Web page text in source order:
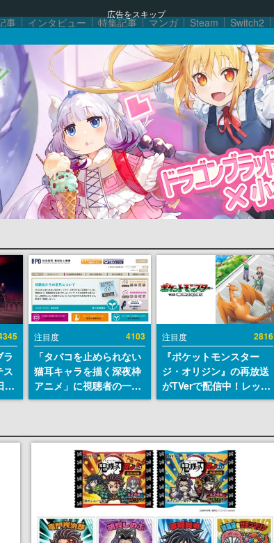
広告をスキップ
事 インタビュー 特集記事 マンガ Steam Switch2
ラ
ス
22
の
注目度 4103
「タバコを止められない
猫耳キャラを描く深夜枠
アニメ」に視聴者の一部
から批判意見。違法薬物
す
注目度 2816
『ポケットモンスター
ジ・オリジン』の再放送
がTVerで配信中！レッド
（CV：竹内順子）が主人